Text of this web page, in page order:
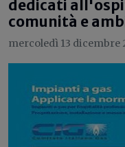
dedicati
comunità e
mercoledì 13 dicembre